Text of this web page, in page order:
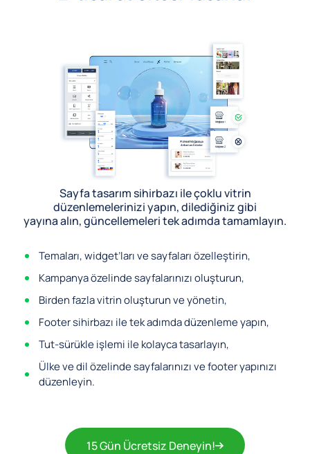
Sayfa tasarım sihirbazı ile çoklu vitrin
düzenlemelerinizi yapın, dilediğiniz gibi
yayına alın, güncellemeleri tek adımda tamamlayın.
Temaları, widget’ları ve sayfaları özelleştirin,
Kampanya özelinde sayfalarınızı oluşturun,
Birden fazla vitrin oluşturun ve yönetin,
Footer sihirbazı ile tek adımda düzenleme yapın,
Tut-sürükle işlemi ile kolayca tasarlayın,
Ülke ve dil özelinde sayfalarınızı ve footer yapınızı
düzenleyin.
15 Gün Ücretsiz Deneyin!